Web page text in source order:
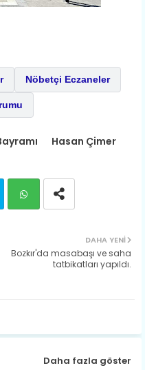
Nöbetçi Eczaneler
Hasan Çimer
ats
DAHA YENI
Bozkır'da masabaşı ve saha
tatbikatları yapıldı.
Daha fazla göster